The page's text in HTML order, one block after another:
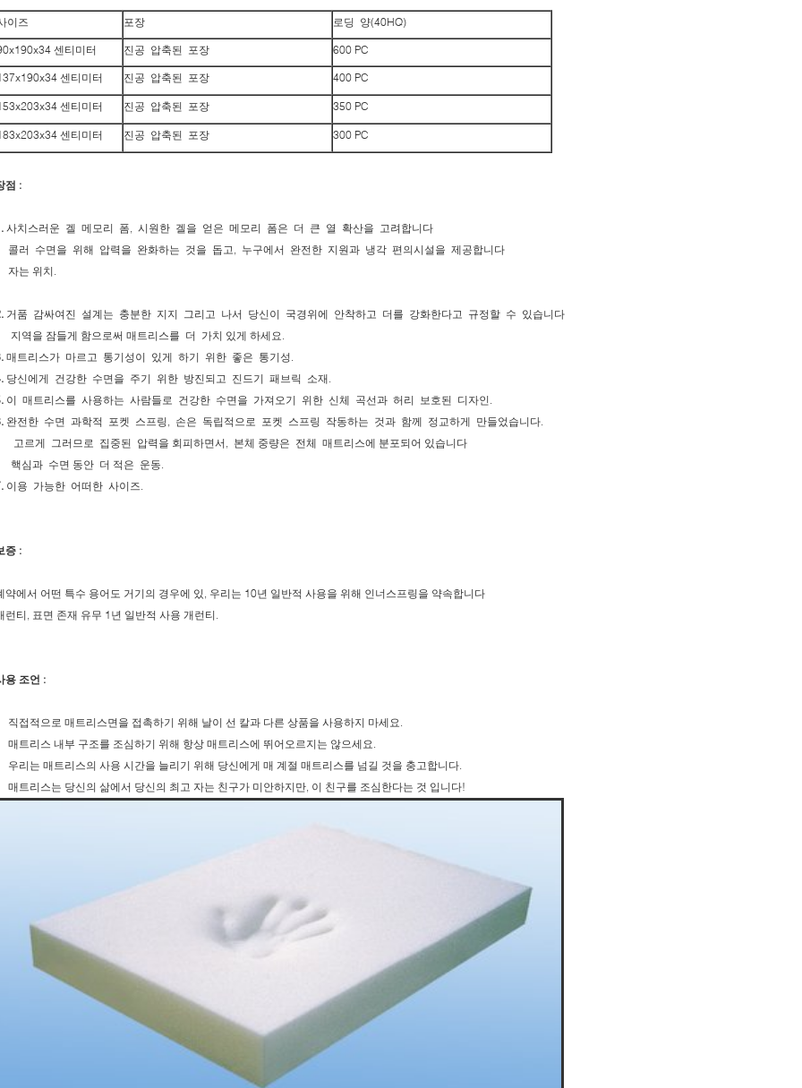
이즈 포장 로딩 양(40HQ)
센티미터 진공 압축된 포장 600 PC
센티미터 진공 압축된 포장 400 PC
센티미터 진공 압축된 포장 350 PC
센티미터 진공 압축된 포장 300 PC
점 :
사치스러운 겔 메모리 폼, 시원한 겔을 얻은 메모리 폼은 더 큰 열 확산을 고려합니다
러 수면을 위해 압력을 완화하는 것을 돕고, 누구에서 완전한 지원과 냉각 편의시설을 제공합니다
는 위치.
거품 감싸여진 설계는 충분한 지지 그리고 나서 당신이 국경위에 안착하고 더를 강화한다고 규정할 수 있습니다
역을 잠들게 함으로써 매트리스를 더 가치 있게 하세요.
매트리스가 마르고 통기성이 있게 하기 위한 좋은 통기성.
당신에게 건강한 수면을 주기 위한 방진되고 진드기 패브릭 소재.
이 매트리스를 사용하는 사람들로 건강한 수면을 가져오기 위한 신체 곡선과 허리 보호된 디자인.
완전한 수면 과학적 포켓 스프링, 손은 독립적으로 포켓 스프링 작동하는 것과 함께 정교하게 만들었습니다.
르게 그러므로 집중된 압력을 회피하면서, 본체 중량은 전체 매트리스에 분포되어 있습니다
심과 수면 동안 더 적은 운동.
이용 가능한 어떠한 사이즈.
증 :
약에서 어떤 특수 용어도 거기의 경우에 있, 우리는 10년 일반적 사용을 위해 인너스프링을 약속합니다
런티, 표면 존재 유무 1년 일반적 사용 개런티.
용 조언 :
직접적으로 매트리스면을 접촉하기 위해 날이 선 칼과 다른 상품을 사용하지 마세요.
매트리스 내부 구조를 조심하기 위해 항상 매트리스에 뛰어오르지는 않으세요.
우리는 매트리스의 사용 시간을 늘리기 위해 당신에게 매 계절 매트리스를 넘길 것을 충고합니다.
매트리스는 당신의 삶에서 당신의 최고 자는 친구가 미안하지만, 이 친구를 조심한다는 것 입니다!